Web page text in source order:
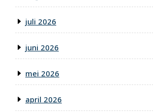
juli 2026
juni 2026
mei 2026
april 2026